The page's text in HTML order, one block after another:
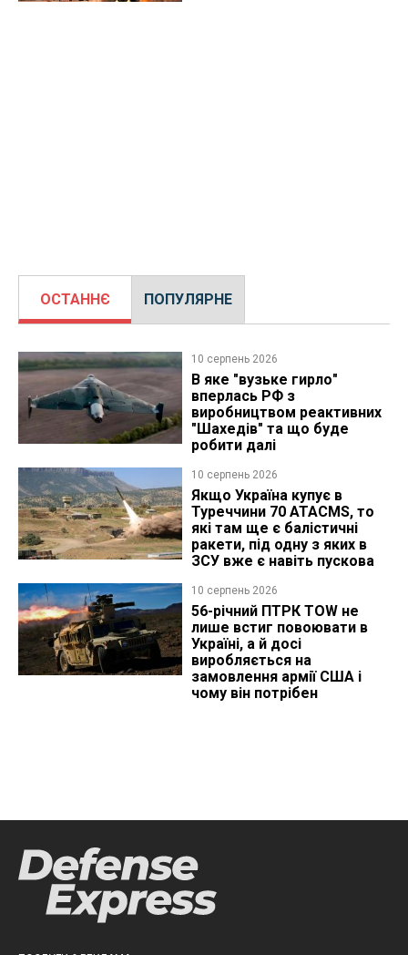
ОСТАННЄ ПОПУЛЯРНЕ
10 серпень 2026
В яке "вузьке гирло"
вперлась РФ з
виробництвом реактивних
"Шахедів" та що буде
робити далі
10 серпень 2026
Якщо Україна купує в
Туреччини 70 ATACMS, то
які там ще є балістичні
ракети, під одну з яких в
ЗСУ вже є навіть пускова
10 серпень 2026
56-річний ПТРК TOW не
лише встиг повоювати в
Україні, а й досі
виробляється на
замовлення армії США і
чому він потрібен